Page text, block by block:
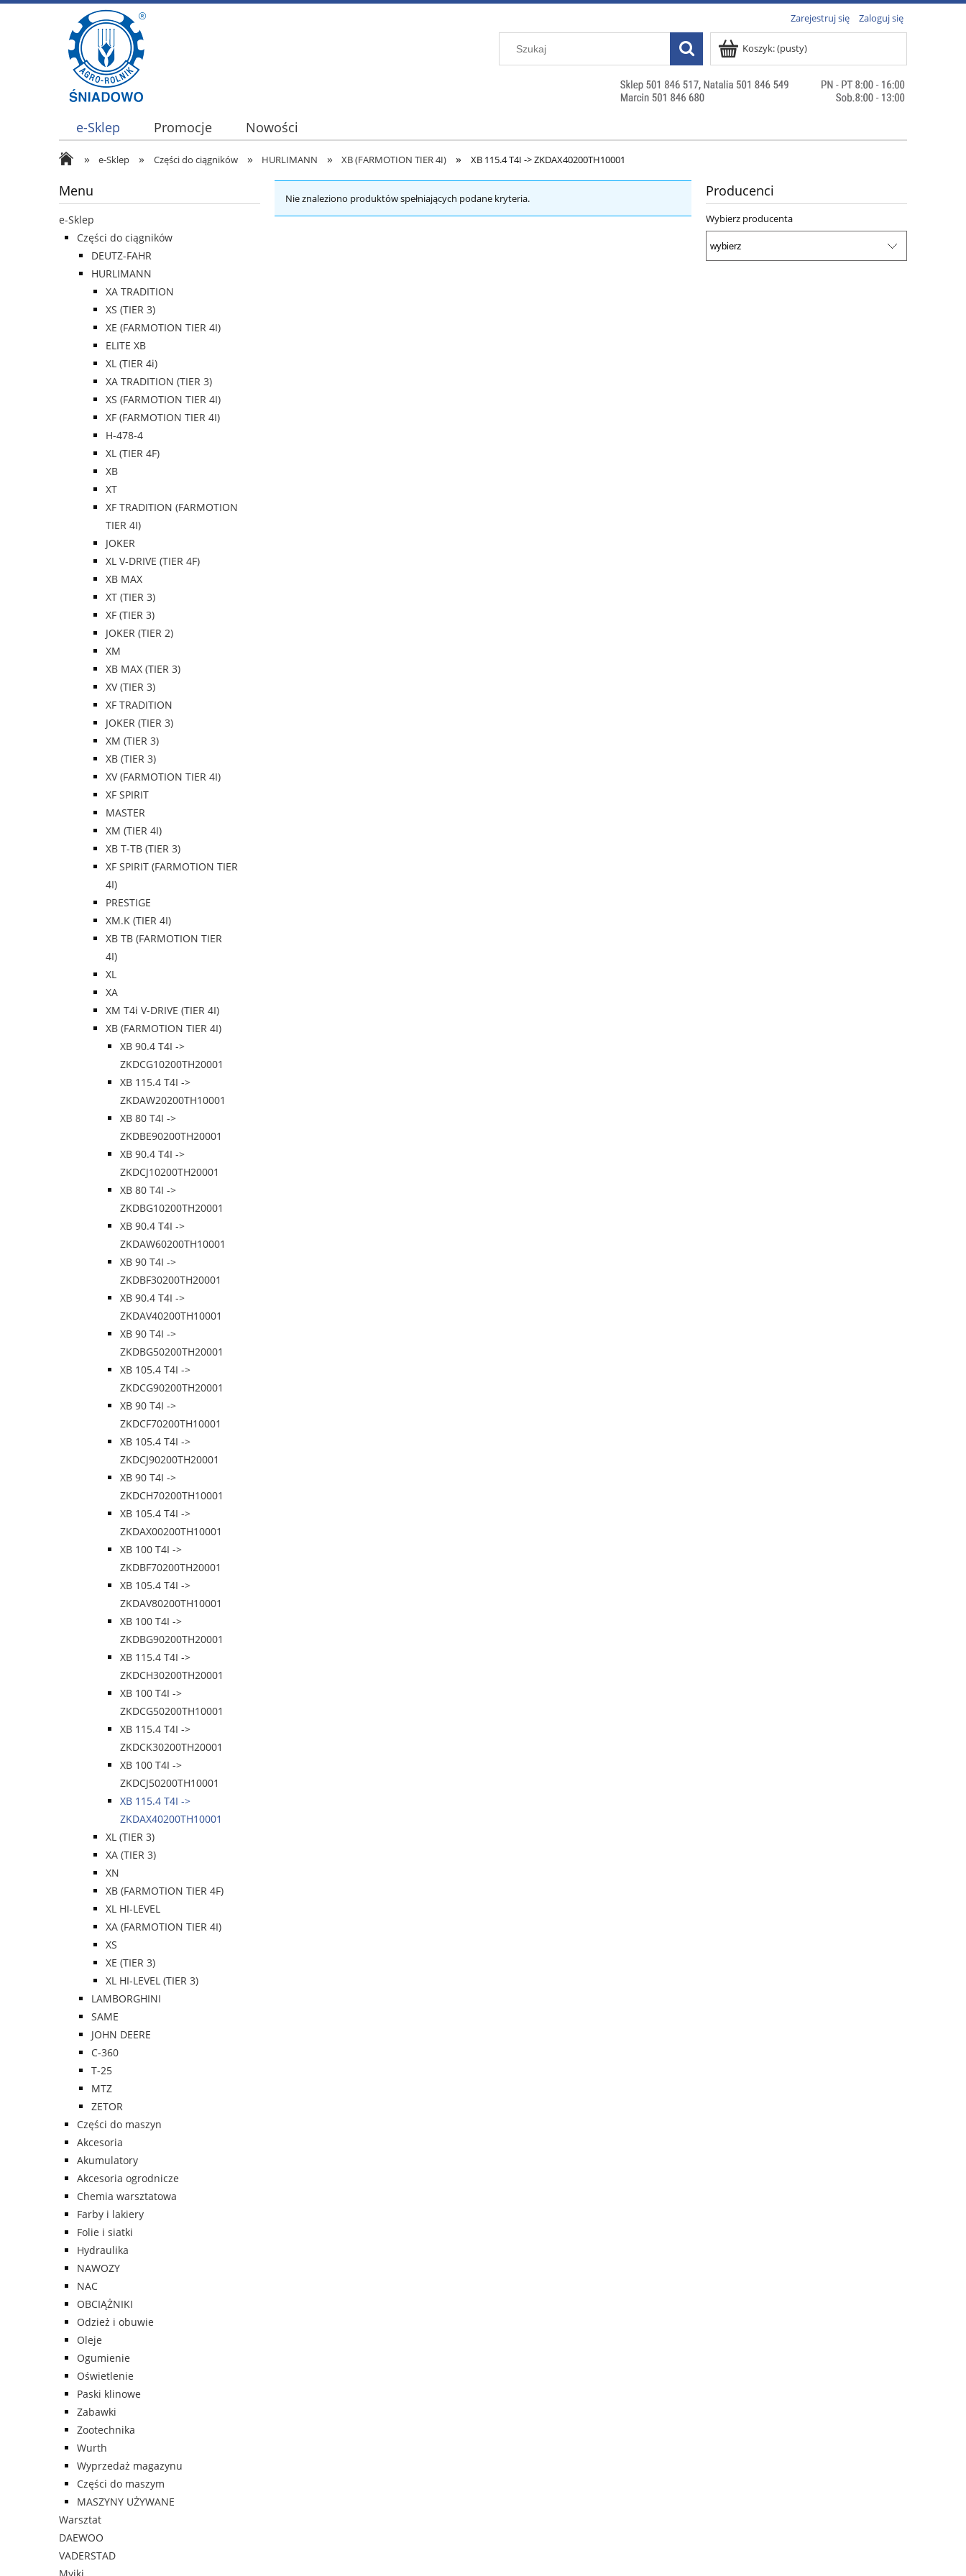
Zarejestruj się Zaloguj się
Koszyk:(pusty)
e-Sklep Promocje Nowości
» e-Sklep » Części do ciągników » HURLIMANN » XB (FARMOTION TIER 4I) » XB 115.4 T4I -> ZKDAX40200TH10001
Menu
e-Sklep
Części do ciągników
DEUTZ-FAHR
HURLIMANN
XA TRADITION
XS (TIER 3)
XE (FARMOTION TIER 4I)
ELITE XB
XL (TIER 4i)
XA TRADITION (TIER 3)
XS (FARMOTION TIER 4I)
XF (FARMOTION TIER 4I)
H-478-4
XL (TIER 4F)
XB
XT
XF TRADITION (FARMOTION
TIER 4I)
JOKER
XL V-DRIVE (TIER 4F)
XB MAX
XT (TIER 3)
XF (TIER 3)
JOKER (TIER 2)
XM
XB MAX (TIER 3)
XV (TIER 3)
XF TRADITION
JOKER (TIER 3)
XM (TIER 3)
XB (TIER 3)
XV (FARMOTION TIER 4I)
XF SPIRIT
MASTER
XM (TIER 4I)
XB T-TB (TIER 3)
XF SPIRIT (FARMOTION TIER
4I)
PRESTIGE
XM.K (TIER 4I)
XB TB (FARMOTION TIER
4I)
XL
XA
XM T4i V-DRIVE (TIER 4I)
XB (FARMOTION TIER 4I)
XB 90.4 T4I ->
ZKDCG10200TH20001
XB 115.4 T4I ->
ZKDAW20200TH10001
XB 80 T4I ->
ZKDBE90200TH20001
XB 90.4 T4I ->
ZKDCJ10200TH20001
XB 80 T4I ->
ZKDBG10200TH20001
XB 90.4 T4I ->
ZKDAW60200TH10001
XB 90 T4I ->
ZKDBF30200TH20001
XB 90.4 T4I ->
ZKDAV40200TH10001
XB 90 T4I ->
ZKDBG50200TH20001
XB 105.4 T4I ->
ZKDCG90200TH20001
XB 90 T4I ->
ZKDCF70200TH10001
XB 105.4 T4I ->
ZKDCJ90200TH20001
XB 90 T4I ->
ZKDCH70200TH10001
XB 105.4 T4I ->
ZKDAX00200TH10001
XB 100 T4I ->
ZKDBF70200TH20001
XB 105.4 T4I ->
ZKDAV80200TH10001
XB 100 T4I ->
ZKDBG90200TH20001
XB 115.4 T4I ->
ZKDCH30200TH20001
XB 100 T4I ->
ZKDCG50200TH10001
XB 115.4 T4I ->
ZKDCK30200TH20001
XB 100 T4I ->
ZKDCJ50200TH10001
XB 115.4 T4I ->
ZKDAX40200TH10001
XL (TIER 3)
XA (TIER 3)
XN
XB (FARMOTION TIER 4F)
XL HI-LEVEL
XA (FARMOTION TIER 4I)
XS
XE (TIER 3)
XL HI-LEVEL (TIER 3)
LAMBORGHINI
SAME
JOHN DEERE
C-360
T-25
MTZ
ZETOR
Części do maszyn
Akcesoria
Akumulatory
Akcesoria ogrodnicze
Chemia warsztatowa
Farby i lakiery
Folie i siatki
Hydraulika
NAWOZY
NAC
OBCIĄŻNIKI
Odzież i obuwie
Oleje
Ogumienie
Oświetlenie
Paski klinowe
Zabawki
Zootechnika
Wurth
Wyprzedaż magazynu
Części do maszym
MASZYNY UŻYWANE
Warsztat
DAEWOO
VADERSTAD
Nie znaleziono produktów spełniających podane kryteria. Producenci
Wybierz producenta